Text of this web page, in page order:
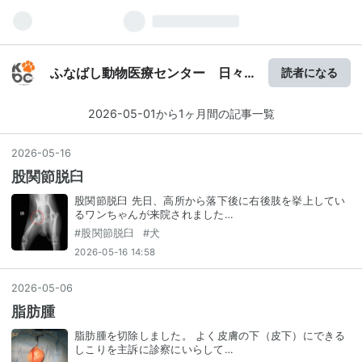
ふなばし動物医療センター 日々
読者になる
2026-05-01から1ヶ月間の記事一覧
2026-05-16
股関節脱臼
股関節脱臼 先日、高所から落下後に右後肢を挙上してい
るワンちゃんが来院されました…
#股関節脱臼 #犬
2026-05-16 14:58
2026-05-06
脂肪腫
脂肪腫を切除しました。 よく皮膚の下（皮下）にできる
しこりを主訴に診察にいらして…